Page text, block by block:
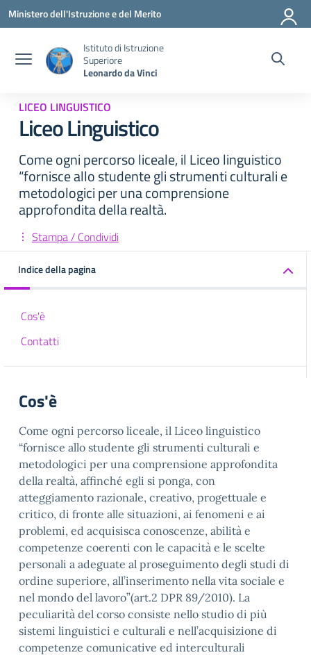
Vai ai contenuti
Vai al menu di navigazione
Vai al footer
Ministero dell'Istruzione e del Merito
Istituto di Istruzione
Superiore
Leonardo da Vinci
LICEO LINGUISTICO
Liceo Linguistico
Come ogni percorso liceale, il Liceo linguistico
“fornisce allo studente gli strumenti culturali e
metodologici per una comprensione
approfondita della realtà.
Stampa / Condividi
Indice della pagina
Cos'è
Contatti
Cos'è
Come ogni percorso liceale, il Liceo linguistico
“fornisce allo studente gli strumenti culturali e
metodologici per una comprensione approfondita
della realtà, affinché egli si ponga, con
atteggiamento razionale, creativo, progettuale e
critico, di fronte alle situazioni, ai fenomeni e ai
problemi, ed acquisisca conoscenze, abilità e
competenze coerenti con le capacità e le scelte
personali a adeguate al proseguimento degli studi di
ordine superiore, all’inserimento nella vita sociale e
nel mondo del lavoro”(art.2 DPR 89/2010). La
peculiarità del corso consiste nello studio di più
sistemi linguistici e culturali e nell’acquisizione di
competenze comunicative ed interculturali